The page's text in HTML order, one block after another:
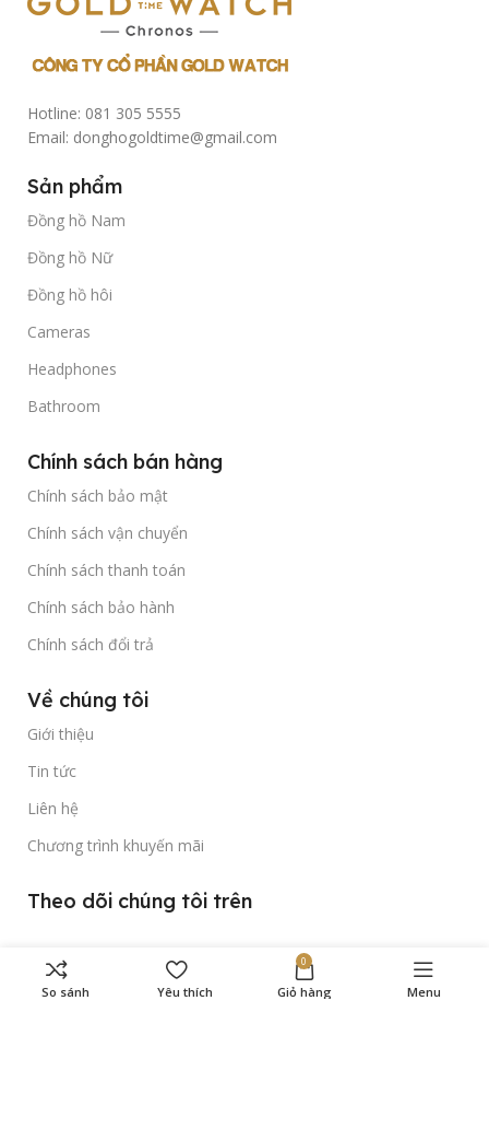
Hotline: 081 305 5555
Email: donghogoldtime@gmail.com
Sản phẩm
Đồng hồ Nam
Đồng hồ Nữ
Đồng hồ hôi
Cameras
Headphones
Bathroom
Chính sách bán hàng
Chính sách bảo mật
Chính sách vận chuyển
Chính sách thanh toán
Chính sách bảo hành
Chính sách đổi trả
Về chúng tôi
Giới thiệu
Tin tức
Liên hệ
Chương trình khuyến mãi
Theo dõi chúng tôi trên
Bản quyền thuộc về Gold Time Watch © 2023.
So sánh Yêu thích
0
Giỏ hàng Menu